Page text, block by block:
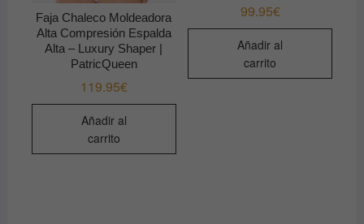
Faja Chaleco Moldeadora
Alta Compresión Espalda
Alta – Luxury Shaper |
PatricQueen
119.95€
Añadir al
carrito
99.95€
Añadir al
carrito